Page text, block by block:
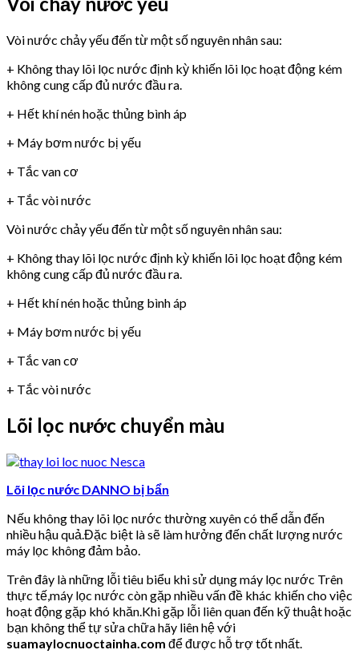
Vòi nước chảy yếu đến từ một số nguyên nhân sau:
+ Không thay lõi lọc nước định kỳ khiến lõi lọc hoạt động kém
không cung cấp đủ nước đầu ra.
+ Hết khí nén hoặc thủng bình áp
+ Máy bơm nước bị yếu
+ Tắc van cơ
+ Tắc vòi nước
Vòi nước chảy yếu đến từ một số nguyên nhân sau:
+ Không thay lõi lọc nước định kỳ khiến lõi lọc hoạt động kém
không cung cấp đủ nước đầu ra.
+ Hết khí nén hoặc thủng bình áp
+ Máy bơm nước bị yếu
+ Tắc van cơ
+ Tắc vòi nước
Lõi lọc nước chuyển màu
Lõi lọc nước DANNO bị bẩn
Nếu không thay lõi lọc nước thường xuyên có thể dẫn đến
nhiều hậu quả.Đặc biệt là sẽ làm hưởng đến chất lượng nước
máy lọc không đảm bảo.
Trên đây là những lỗi tiêu biểu khi sử dụng máy lọc nước Trên
thực tế,máy lọc nước còn gặp nhiều vấn đề khác khiến cho việc
hoạt động gặp khó khăn.Khi gặp lỗi liên quan đến kỹ thuật hoặc
bạn không thể tự sửa chữa hãy liên hệ với
suamaylocnuoctainha.com để được hỗ trợ tốt nhất.